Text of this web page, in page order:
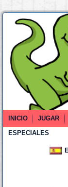
INICIO JUGAR
ESPECIALES